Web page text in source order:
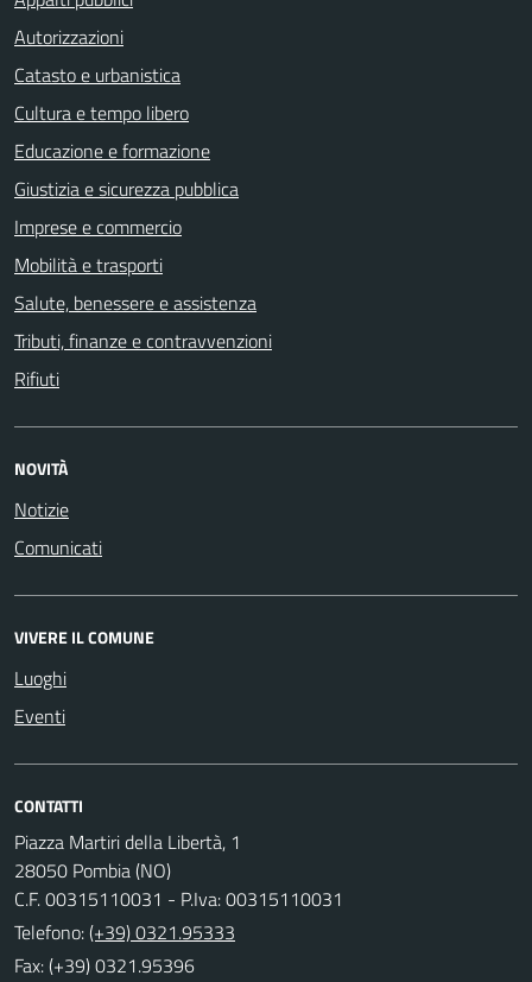
Autorizzazioni
Catasto e urbanistica
Cultura e tempo libero
Educazione e formazione
Giustizia e sicurezza pubblica
Imprese e commercio
Mobilità e trasporti
Salute, benessere e assistenza
Tributi, finanze e contravvenzioni
Rifiuti
NOVITÀ
Notizie
Comunicati
VIVERE IL COMUNE
Luoghi
Eventi
CONTATTI
Piazza Martiri della Libertà, 1
28050 Pombia (NO)
C.F. 00315110031 - P.Iva: 00315110031
Telefono:(+39) 0321.95333
Fax: (+39) 0321.95396